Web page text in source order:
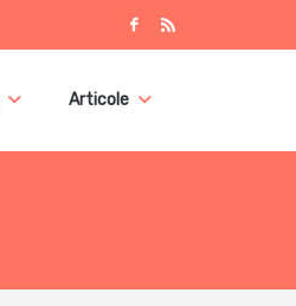
Articole